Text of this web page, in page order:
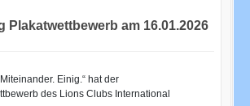
Plakatwettbewerb am 16.01.2026
Einig.“ hat der
des Lions Clubs International